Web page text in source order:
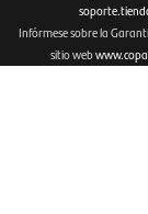
Infórmese sobre la
sitio web